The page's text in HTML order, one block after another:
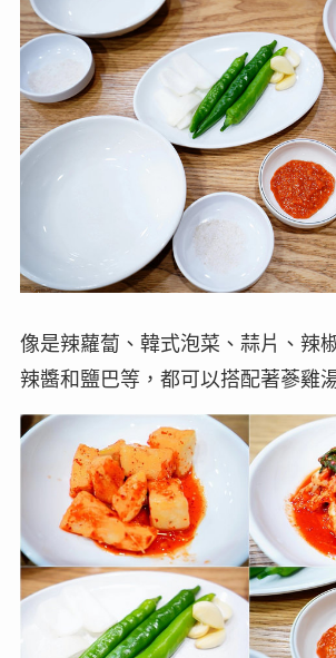
像是辣蘿蔔、韓式泡菜、蒜片、辣
辣醬和鹽巴等，都可以搭配著蔘雞